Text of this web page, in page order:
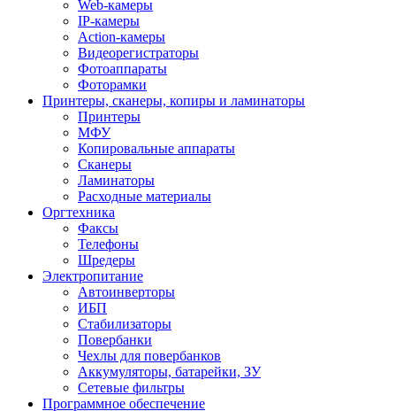
Web-камеры
IP-камеры
Action-камеры
Видеорегистраторы
Фотоаппараты
Фоторамки
Принтеры, сканеры, копиры и ламинаторы
Принтеры
МФУ
Копировальные аппараты
Сканеры
Ламинаторы
Расходные материалы
Оргтехника
Факсы
Телефоны
Шредеры
Электропитание
Автоинверторы
ИБП
Стабилизаторы
Повербанки
Чехлы для повербанков
Аккумуляторы, батарейки, ЗУ
Сетевые фильтры
Программное обеспечение